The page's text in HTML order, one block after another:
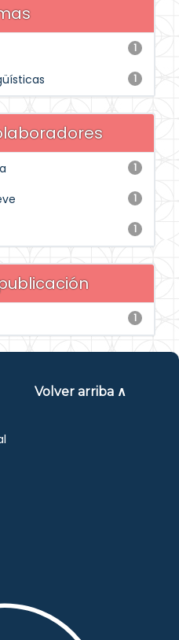
1
1
1
1
1
1
Volver arriba ∧